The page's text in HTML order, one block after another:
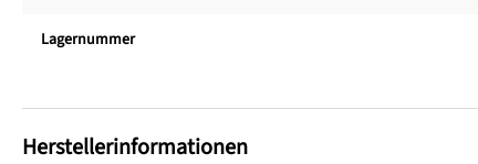
Lagernummer
Herstellerinformationen